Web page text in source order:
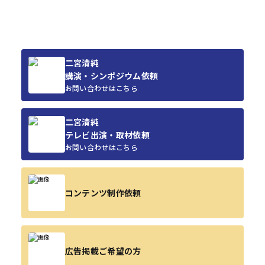
二宮清純
講演・シンポジウム依頼
お問い合わせはこちら
二宮清純
テレビ出演・取材依頼
お問い合わせはこちら
コンテンツ制作依頼
広告掲載ご希望の方